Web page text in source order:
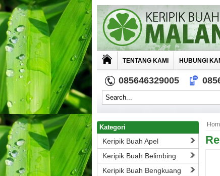
TENTANG KAMI HUBUNGI
085646329005
Kategori
Keripik Buah Apel
Keripik Buah Belimbing
Keripik Buah Bengkuang